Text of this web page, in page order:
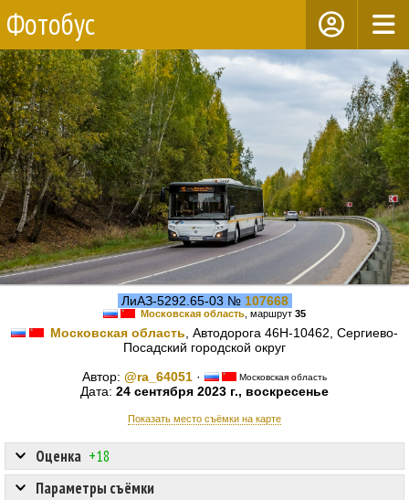
Фотобус
ЛиАЗ-5292.65-03 № 107668
Московская область , маршрут 35
Московская область , Автодорога 46Н-10462, Сергиево-
Посадский городской округ
Автор: @ra_64051 · Московская область
Дата: 24 сентября 2023 г., воскресенье
Показать место съёмки на карте
Оценка +18
Параметры съёмки